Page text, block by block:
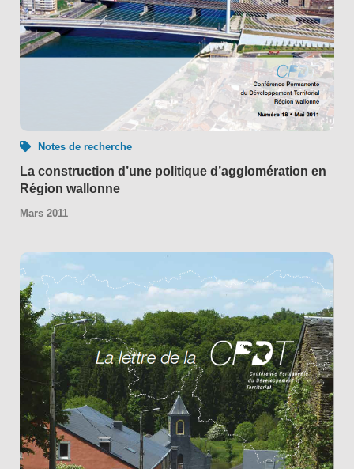
Notes de recherche
La construction d’une politique d’agglomération en
Région wallonne
Mars 2011